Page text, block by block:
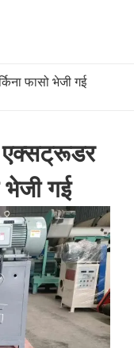
फासो भेजी गई
एक्सट्रूडर
भेजी गई